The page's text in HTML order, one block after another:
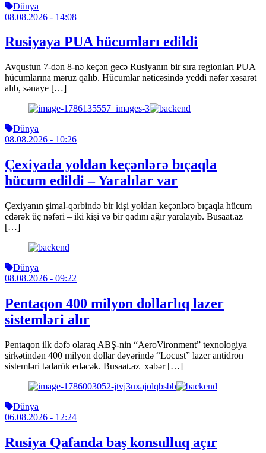
Dünya
08.08.2026 - 14:08
Rusiyaya PUA hücumları edildi
Avqustun 7-dən 8-nə keçən gecə Rusiyanın bir sıra regionları PUA
hücumlarına məruz qalıb. Hücumlar nəticəsində yeddi nəfər xəsarət
alıb, sənaye […]
Dünya
08.08.2026 - 10:26
Çexiyada yoldan keçənlərə bıçaqla
hücum edildi – Yaralılar var
Çexiyanın şimal-qərbində bir kişi yoldan keçənlərə bıçaqla hücum
edərək üç nəfəri – iki kişi və bir qadını ağır yaralayıb. Busaat.az
[…]
Dünya
08.08.2026 - 09:22
Pentaqon 400 milyon dollarlıq lazer
sistemləri alır
Pentaqon ilk dəfə olaraq ABŞ-nin “AeroVironment” texnologiya
şirkətindən 400 milyon dollar dəyərində “Locust” lazer antidron
sistemləri tədarük edəcək. Busaat.az xəbər […]
Dünya
06.08.2026 - 12:24
Rusiya Qafanda baş konsulluq açır